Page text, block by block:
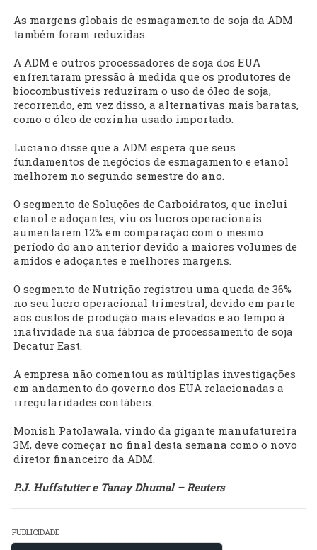
As margens globais de esmagamento de soja da ADM
também foram reduzidas.
A ADM e outros processadores de soja dos EUA
enfrentaram pressão à medida que os produtores de
biocombustíveis reduziram o uso de óleo de soja,
recorrendo, em vez disso, a alternativas mais baratas,
como o óleo de cozinha usado importado.
Luciano disse que a ADM espera que seus
fundamentos de negócios de esmagamento e etanol
melhorem no segundo semestre do ano.
O segmento de Soluções de Carboidratos, que inclui
etanol e adoçantes, viu os lucros operacionais
aumentarem 12% em comparação com o mesmo
período do ano anterior devido a maiores volumes de
amidos e adoçantes e melhores margens.
O segmento de Nutrição registrou uma queda de 36%
no seu lucro operacional trimestral, devido em parte
aos custos de produção mais elevados e ao tempo à
inatividade na sua fábrica de processamento de soja
Decatur East.
A empresa não comentou as múltiplas investigações
em andamento do governo dos EUA relacionadas a
irregularidades contábeis.
Monish Patolawala, vindo da gigante manufatureira
3M, deve começar no final desta semana como o novo
diretor financeiro da ADM.
P.J. Huffstutter e Tanay Dhumal – Reuters
PUBLICIDADE